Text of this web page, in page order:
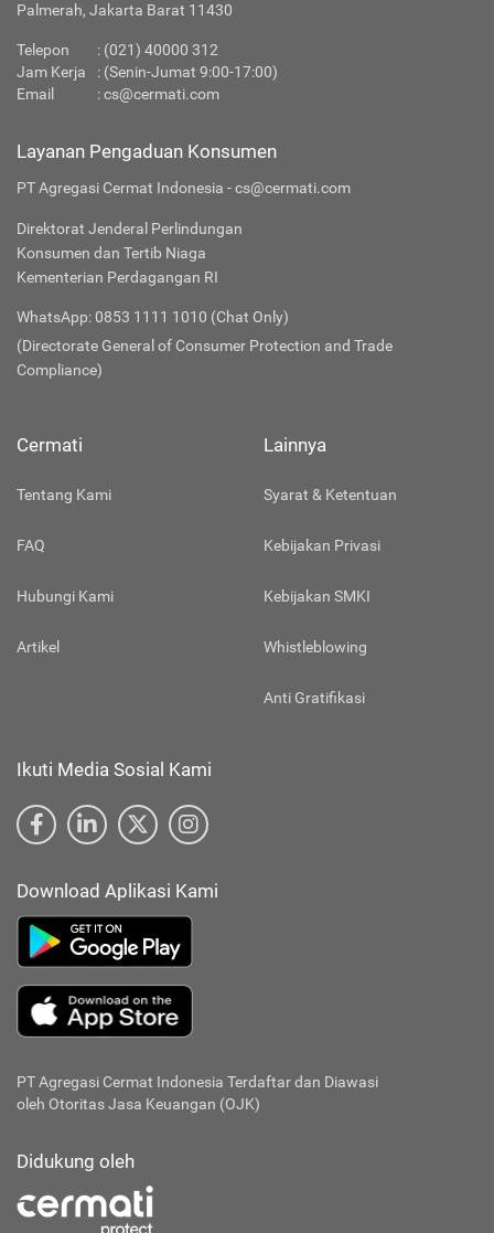
Palmerah, Jakarta Barat 11430
Telepon : (021) 40000 312
Jam Kerja
: (Senin-Jumat 9:00-17:00)
Email
:cs@cermati.com
Layanan Pengaduan Konsumen
PT Agregasi Cermat Indonesia - cs@cermati.com
Direktorat Jenderal Perlindungan
Konsumen dan Tertib Niaga
Kementerian Perdagangan RI
WhatsApp: 0853 1111 1010 (Chat Only)
(Directorate General of Consumer Protection and Trade
Compliance)
Cermati
Tentang Kami
FAQ
Hubungi Kami
Artikel
Lainnya
Syarat & Ketentuan
Kebijakan Privasi
Kebijakan SMKI
Whistleblowing
Anti Gratifikasi
Ikuti Media Sosial Kami
Download Aplikasi Kami
PT Agregasi Cermat Indonesia Terdaftar dan Diawasi
oleh Otoritas Jasa Keuangan (OJK)
Didukung oleh